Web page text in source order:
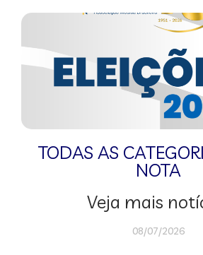
TODAS AS
NOTA
Veja mais
08/07/2026